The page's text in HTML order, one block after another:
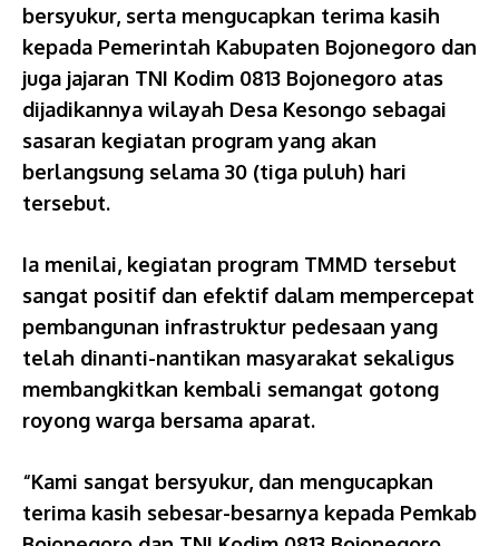
bersyukur, serta mengucapkan terima kasih
kepada Pemerintah Kabupaten Bojonegoro dan
juga jajaran TNI Kodim 0813 Bojonegoro atas
dijadikannya wilayah Desa Kesongo sebagai
sasaran kegiatan program yang akan
berlangsung selama 30 (tiga puluh) hari
tersebut.
Ia menilai, kegiatan program TMMD tersebut
sangat positif dan efektif dalam mempercepat
pembangunan infrastruktur pedesaan yang
telah dinanti-nantikan masyarakat sekaligus
membangkitkan kembali semangat gotong
royong warga bersama aparat.
“Kami sangat bersyukur, dan mengucapkan
terima kasih sebesar-besarnya kepada Pemkab